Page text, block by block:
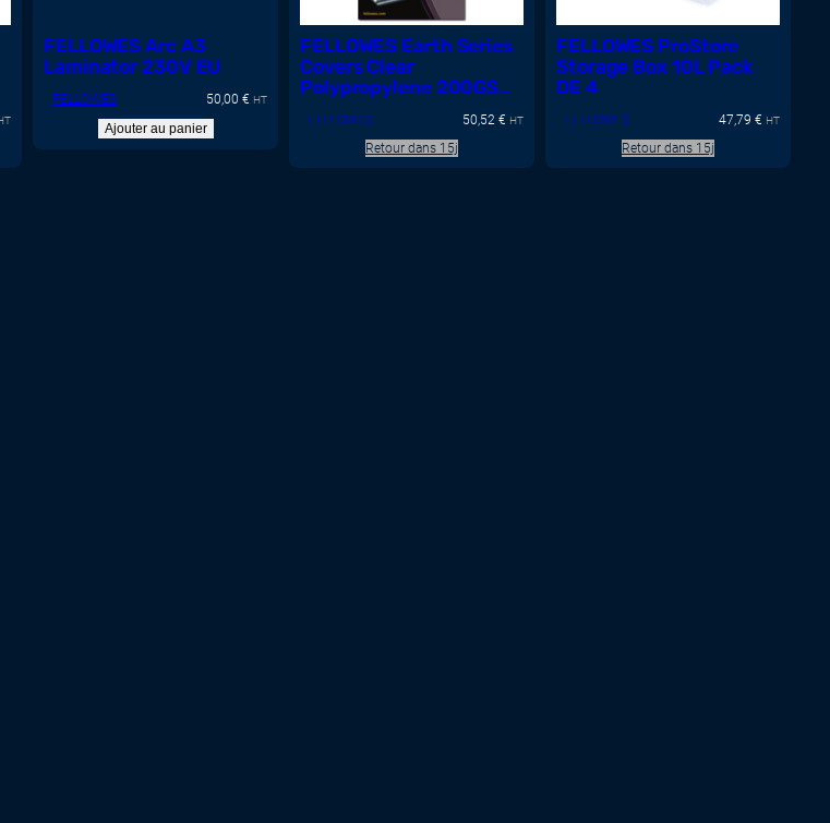
FELLOWES Arc A3
Laminator 230V EU
FELLOWES 50,00 € HT
Ajouter au panier
FELLOWES Earth Series
Covers Clear
Polypropylene 200GSM
FELLOWES 50,52 € HT
Retour dans 15j
FELLOWES ProStore
Storage Box 10L Pack
DE 4
FELLOWES 47,79 € HT
Retour dans 15j